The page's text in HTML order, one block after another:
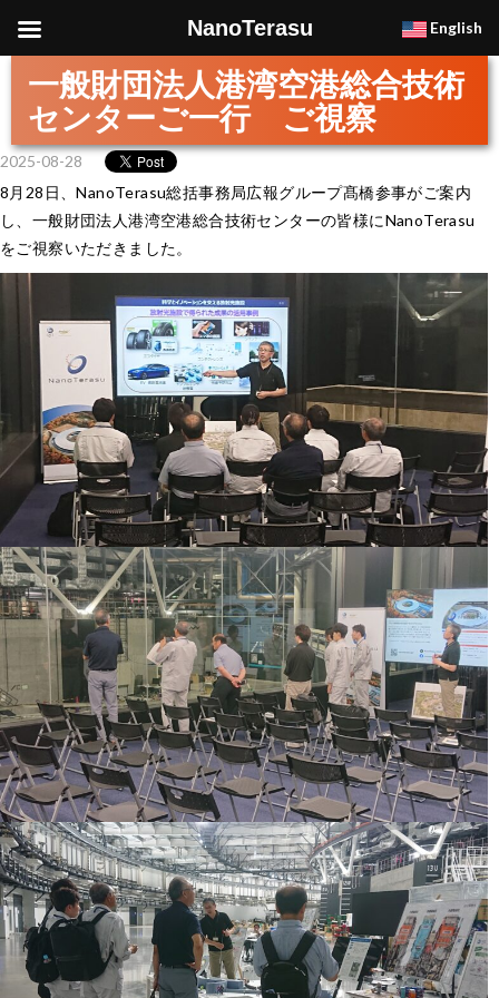
一般財団法人港湾空港総合技術
センターご一行 ご視察
2025-08-28
8月28日、NanoTerasu総括事務局広報グループ髙橋参事がご案内
し、一般財団法人港湾空港総合技術センターの皆様にNanoTerasu
をご視察いただきました。
NanoTerasu English